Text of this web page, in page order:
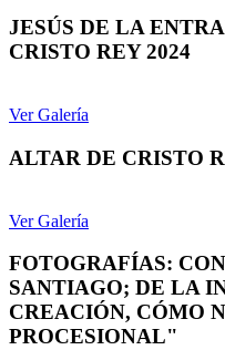
JESÚS DE LA
CRISTO REY 2024
Ver Galería
ALTAR DE CRISTO
Ver Galería
FOTOGRAFÍAS:
SANTIAGO; DE LA
CREACIÓN, CÓMO
PROCESIONAL"